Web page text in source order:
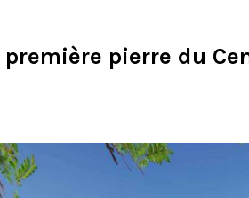
pierre du